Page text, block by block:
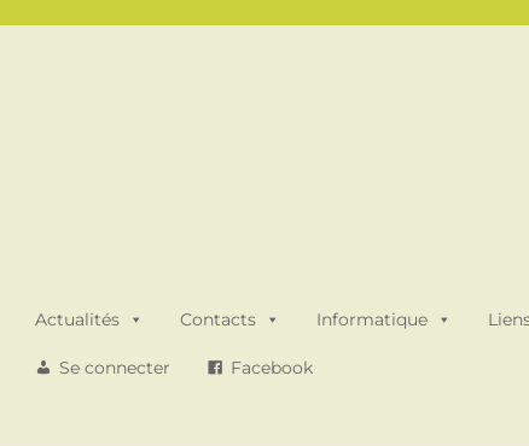
Actualités Contacts Informatique
Se connecter Facebook